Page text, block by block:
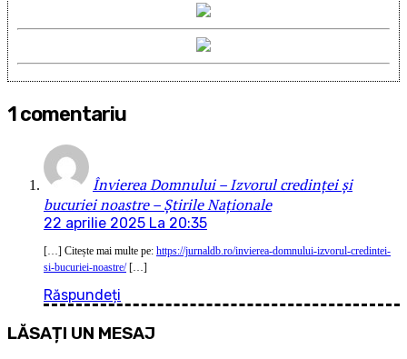
1 comentariu
Învierea Domnului – Izvorul credinței și
bucuriei noastre – Știrile Naționale
22 aprilie 2025 La 20:35
[…] Citește mai multe pe: https://jurnaldb.ro/invierea-domnului-izvorul-credintei-
si-bucuriei-noastre/[…]
Răspundeți
LĂSAȚI UN MESAJ